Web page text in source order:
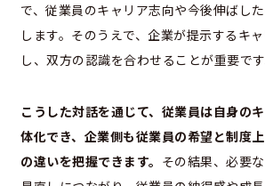
で、従業員のキャリア志向や今後伸ばし
します。そのうえで、企業が提示するキ
し、双方の認識を合わせることが重要です
こうした対話を通じて、従業員は自身の
体化でき、企業側も従業員の希望と制度
の違いを把握できます。 その結果、必要